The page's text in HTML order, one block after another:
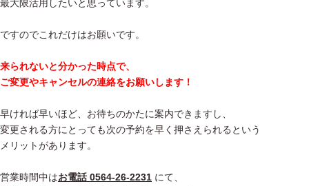
最大限活用したいと思っています。
ですのでこれだけはお願いです。
来られないと分かった時点で、
ご変更やキャンセルの連絡をお願いします！
早ければ早いほど、お待ちのかたに案内できますし、
変更される方にとっても次の予約を早く押さえられるという
メリットがあります。
営業時間中はお電話 0564-26-2231 にて、